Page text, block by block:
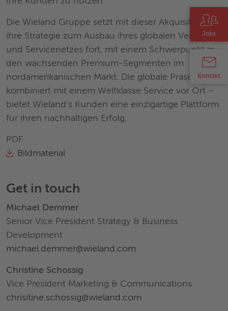
Die Wieland Gruppe setzt mit dieser Akquisition
ihre Strategie zum Ausbau ihres globalen Vertriebs-
und Servicenetzes fort, mit einem Schwerpunkt in
den wachsenden Premium-Segmenten im
nordamerikanischen Markt. Die globale Präsenz –
kombiniert mit einem Weltklasse Service vor Ort –
bietet Wieland’s Kunden eine einzigartige Plattform
für ihren nachhaltigen Erfolg.
PDF
Bildmaterial
Get in touch
Michael Demmer
Senior Vice President Strategy & Business
Development
michael.demmer@wieland.com
Christine Schossig
Vice President Marketing & Communications
chrisitine.schossig@wieland.com